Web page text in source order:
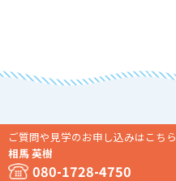
ご質問や見学のお申し込みはこちら
相馬 英樹
080-1728-4750